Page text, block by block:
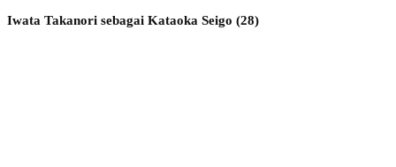
Iwata Takanori sebagai Kataoka Seigo (28)